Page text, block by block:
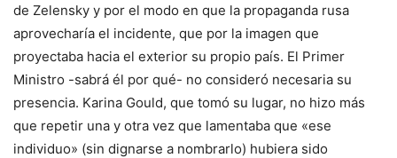
de Zelensky y por el modo en que la propaganda rusa
aprovecharía el incidente, que por la imagen que
proyectaba hacia el exterior su propio país. El Primer
Ministro -sabrá él por qué- no consideró necesaria su
presencia. Karina Gould, que tomó su lugar, no hizo más
que repetir una y otra vez que lamentaba que «ese
individuo» (sin dignarse a nombrarlo) hubiera sido